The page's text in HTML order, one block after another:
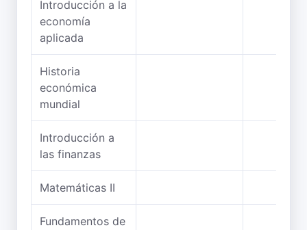
Introducción a la
economía
aplicada
Historia
económica
mundial
Introducción a
las finanzas
Matemáticas II
Fundamentos de